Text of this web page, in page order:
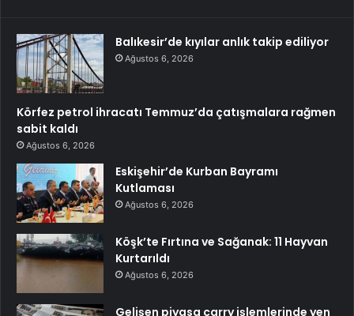
Balıkesir’de kıyılar anlık takip ediliyor
Ağustos 6, 2026
Körfez petrol ihracatı Temmuz’da çatışmalara rağmen
sabit kaldı
Ağustos 6, 2026
Eskişehir’de Kurban Bayramı
Kutlaması
Ağustos 6, 2026
Köşk’te Fırtına ve Sağanak: 11 Hayvan
Kurtarıldı
Ağustos 6, 2026
Gelişen piyasa carry işlemlerinde yen